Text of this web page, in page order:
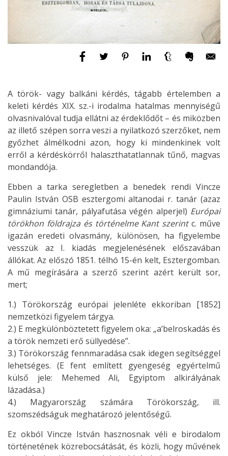
A török- vagy balkáni kérdés, tágabb értelemben a
keleti kérdés XIX. sz.-i irodalma hatalmas mennyiségű
olvasnivalóval tudja ellátni az érdeklődőt – és miközben
az illető szépen sorra veszi a nyilatkozó szerzőket, nem
győzhet álmélkodni azon, hogy ki mindenkinek volt
erről a kérdéskörről halaszthatatlannak tűnő, magvas
mondandója.
Ebben a tarka seregletben a benedek rendi Vincze
Paulin István OSB esztergomi altanodai r. tanár (azaz
gimnáziumi tanár, pályafutása végén alperjel) Európai
törökhon földrajza és történelme Kant szerintc. műve
igazán eredeti olvasmány, különösen, ha figyelembe
vesszük az I. kiadás megjelenésének előszavában
állókat. Az előszó 1851. télhó 15-én kelt, Esztergomban.
A mű megírására a szerző szerint azért került sor,
mert;
1.) Törökország európai jelenléte ekkoriban [1852]
nemzetközi figyelem tárgya.
2.) E megkülönböztetett figyelem oka: „a’belroskadás és
a török nemzeti erő süllyedése”.
3.) Törökország fennmaradása csak idegen segítséggel
lehetséges. (E fent említett gyengeség egyértelmű
külső jele: Mehemed Ali, Egyiptom alkirályának
lázadása.)
4.) Magyarország számára Törökország, ill.
szomszédságuk meghatározó jelentőségű.
Ez okból Vincze István hasznosnak véli e birodalom
történetének közrebocsátását, és közli, hogy művének